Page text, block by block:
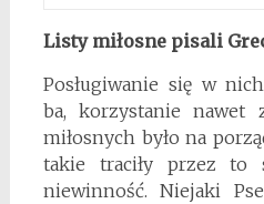
Listy miłosne pisali
Posługiwanie się w
ba, korzystanie nawet
miłosnych było na
takie traciły przez to
niewinność. Niejaki